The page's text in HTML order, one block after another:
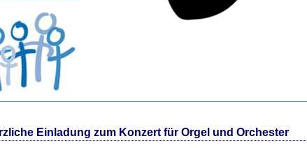
Einladung zum Konzert für Orgel und Orchester